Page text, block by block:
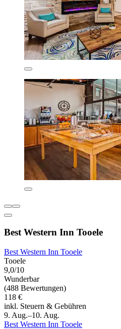
Best Western Inn Tooele
Best Western Inn Tooele
Tooele
9,0/10
Wunderbar
(488 Bewertungen)
118 €
inkl. Steuern & Gebühren
9. Aug.–10. Aug.
Best Western Inn Tooele